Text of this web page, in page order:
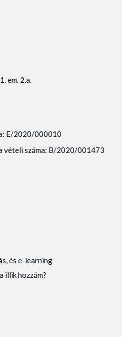
em. 2.a.
E/2020/000010
vételi száma: B/2020/001473
és e-learning
illik hozzám?